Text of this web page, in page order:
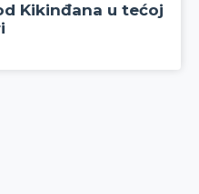
Kikinđana u tećoj